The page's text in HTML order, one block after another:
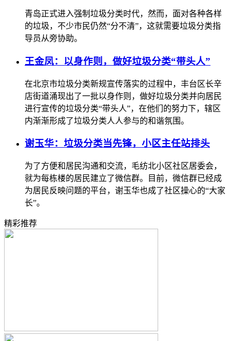
青岛正式进入强制垃圾分类时代，然而，面对各种各样
的垃圾，不少市民仍然“分不清”，这就需要垃圾分类指
导员从旁协助。
王金凤：以身作则，做好垃圾分类“带头人”
在北京市垃圾分类新规宣传落实的过程中，丰台区长辛
店街道涌现出了一批以身作则，做好垃圾分类并向居民
进行宣传的垃圾分类“带头人”，在他们的努力下，辖区
内渐渐形成了垃圾分类人人参与的和谐氛围。
谢玉华：垃圾分类当先锋，小区主任站排头
为了方便和居民沟通和交流，毛纺北小区社区居委会，
就为每栋楼的居民建立了微信群。目前，微信群已经成
为居民反映问题的平台，谢玉华也成了社区操心的“大家
长”。
精彩推荐